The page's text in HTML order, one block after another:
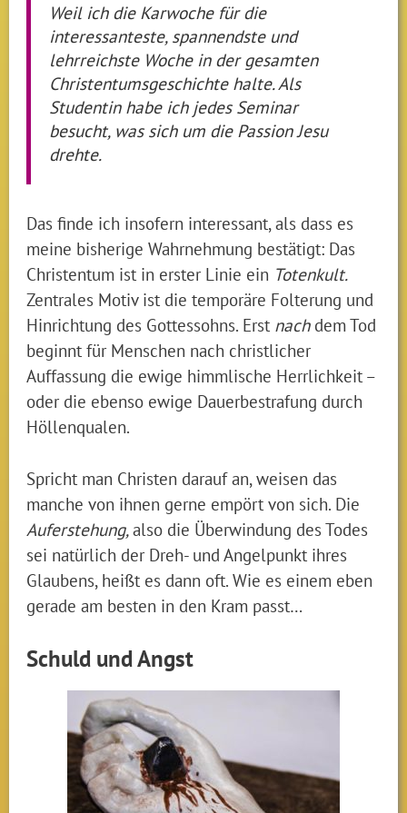
Weil ich die Karwoche für die
interessanteste, spannendste und
lehrreichste Woche in der gesamten
Christentumsgeschichte halte. Als
Studentin habe ich jedes Seminar
besucht, was sich um die Passion Jesu
drehte.
Das finde ich insofern interessant, als dass es
meine bisherige Wahrnehmung bestätigt: Das
Christentum ist in erster Linie ein Totenkult.
Zentrales Motiv ist die temporäre Folterung und
Hinrichtung des Gottessohns. Erst nachdem Tod
beginnt für Menschen nach christlicher
Auffassung die ewige himmlische Herrlichkeit –
oder die ebenso ewige Dauerbestrafung durch
Höllenqualen.
Spricht man Christen darauf an, weisen das
manche von ihnen gerne empört von sich. Die
Auferstehung,also die Überwindung des Todes
sei natürlich der Dreh- und Angelpunkt ihres
Glaubens, heißt es dann oft. Wie es einem eben
gerade am besten in den Kram passt…
Schuld und Angst